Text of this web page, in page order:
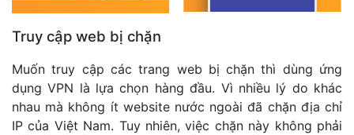
Truy cập web bị chặn
Muốn truy cập các trang web bị chặn thì dùng ứng
dụng VPN là lựa chọn hàng đầu. Vì nhiều lý do khác
nhau mà không ít website nước ngoài đã chặn địa chỉ
IP của Việt Nam. Tuy nhiên, việc chặn này không phải